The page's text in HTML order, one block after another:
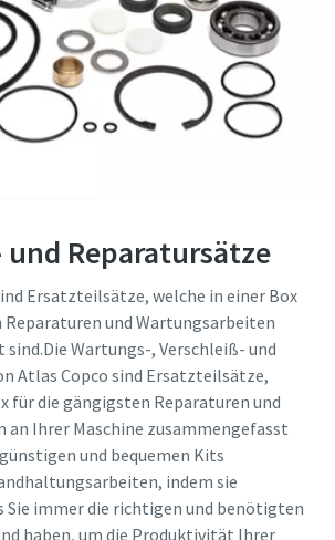
Reparatursätze
Ersatzteilsätze, welche in einer Box
und Wartungsarbeiten
Wartungs-, Verschleiß- und
Atlas Copco sind Ersatzteilsätze,
für die gängigsten Reparaturen und
an Ihrer Maschine zusammengefasst
und bequemen Kits
indem sie
Sie immer die richtigen und benötigten
haben, um die Produktivität Ihrer